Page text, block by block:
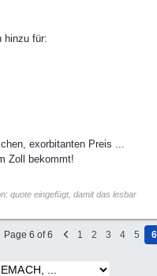
hinzu für:
exorbitanten Preis ...
Zoll bekommt!
quote eingefügt, damit das lesbar
Page 6 of 6 1 2 3 4 5
6